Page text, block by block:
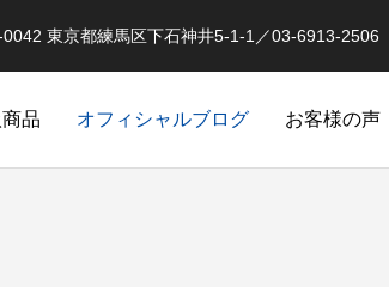
東京都練馬区下石神井5-1-1／03-6913-2506
品 オフィシャルブログ お客様の声